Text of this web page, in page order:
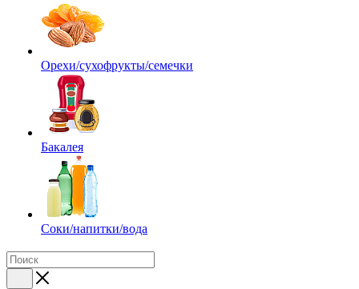
Орехи/сухофрукты/семечки
Бакалея
Соки/напитки/вода